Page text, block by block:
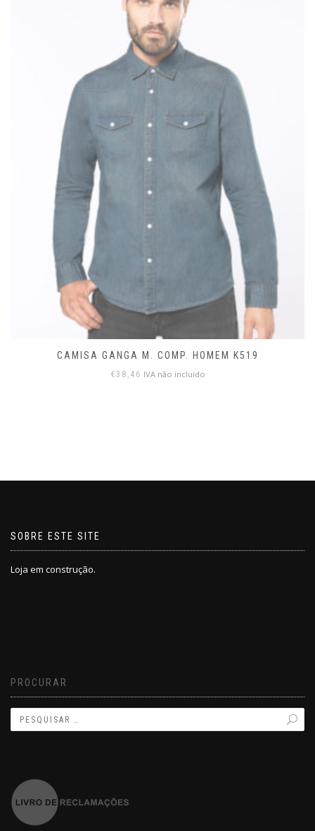
CAMISA GANGA M. COMP. HOMEM K519
€38,46 IVA não incluído
SOBRE ESTE SITE
Loja em construção.
PROCURAR